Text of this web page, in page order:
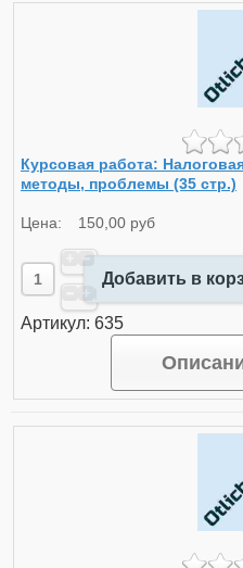
Курсовая работа:
методы, проблемы (35 стр.)
Цена: 150,00 руб
Добавить в
Артикул: 635